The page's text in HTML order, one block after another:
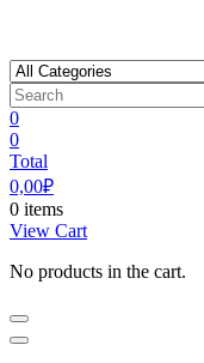
content
0
0
Total
0,00₽
0 items
View Cart
No products in the cart.